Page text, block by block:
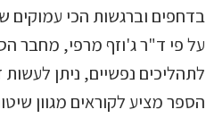
בדחפים וברגשות הכי עמוקים
על פי ד"ר ג'וזף מרפי, מחבר
לתהליכים נפשיים, ניתן
הספר מציע לקוראים מגוון